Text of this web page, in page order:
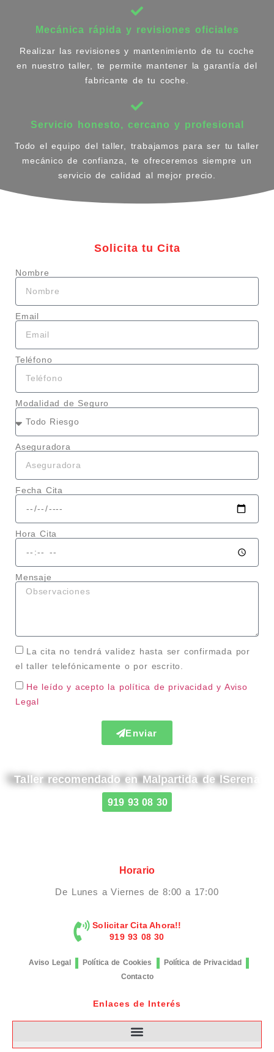
Mecánica rápida y revisiones oficiales
Realizar las revisiones y mantenimiento de tu coche
en nuestro taller, te permite mantener la garantía del
fabricante de tu coche.
Servicio honesto, cercano y profesional
Todo el equipo del taller, trabajamos para ser tu taller
mecánico de confianza, te ofreceremos siempre un
servicio de calidad al mejor precio.
Solicita tu Cita
Nombre
Email
Teléfono
Modalidad de Seguro
Aseguradora
Fecha Cita
Hora Cita
Mensaje
La cita no tendrá validez hasta ser confirmada por
el taller telefónicamente o por escrito.
He leído y acepto la política de privacidad y Aviso
Legal
Enviar
Taller recomendado en Malpartida de lSerena
919 93 08 30
Horario
De Lunes a Viernes de 8:00 a 17:00
Solicitar Cita Ahora!!
919 93 08 30
Aviso Legal Política de Cookies
Política de Privacidad
Contacto
Enlaces de Interés